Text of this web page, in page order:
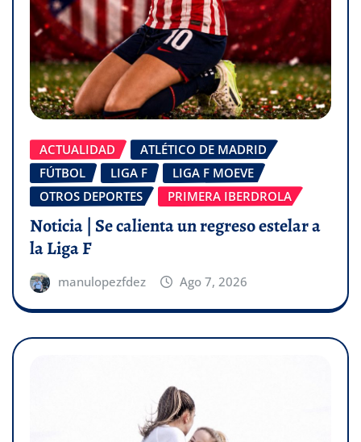
ACTUALIDAD
ATLÉTICO DE MADRID
FÚTBOL
LIGA F
LIGA F MOEVE
OTROS DEPORTES
PRIMERA IBERDROLA
Noticia | Se calienta un regreso estelar a
la Liga F
manulopezfdez Ago 7, 2026